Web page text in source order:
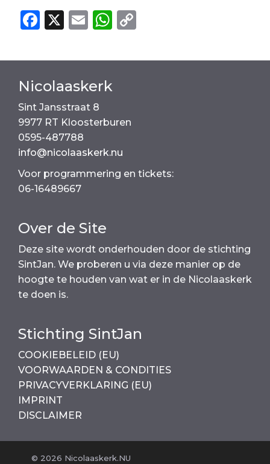
F
c
e
b
o
o
k
X
E
ai
l
W
a
A
p
p
Nicolaaskerk
Sint Jansstraat 8
9977 RT Kloosterburen
0595-487788
info@nicolaaskerk.nu
Voor programmering en tickets:
06-16489667
Over de Site
Deze site wordt onderhouden door de stichting
SintJan. We proberen u via deze manier op de
hoogte te houden van wat er in de Nicolaaskerk
te doen is.
Stichting SintJan
COOKIEBELEID (EU)
VOORWAARDEN & CONDITIES
PRIVACYVERKLARING (EU)
IMPRINT
DISCLAIMER
© 2026 Nicolaaskerk.NU